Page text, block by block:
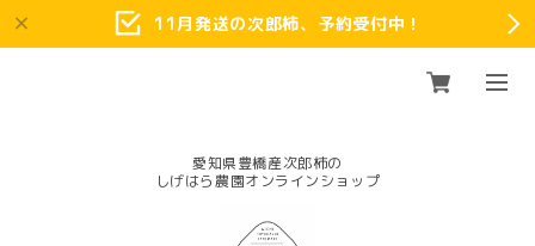
11月発送の次郎柿、予約受付中！
愛知県豊橋産次郎柿の